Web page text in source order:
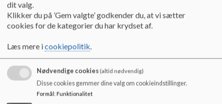
dit valg.
Klikker du på ’Gem valgte’ godkender du, at vi sætter
cookies for de kategorier du har krydset af.
Læs mere icookiepolitik.
Nødvendige cookies(altid nødvendig)
Disse cookies gemmer dine valg om cookieindstillinger.
Formål: Funktionalitet